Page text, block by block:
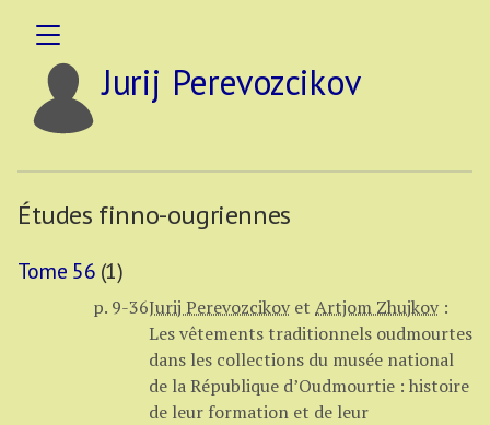
Jurij Perevozcikov
Études finno-ougriennes
Tome 56 (1)
p. 9-36Jurij Perevozcikov et Artjom Zhujkov :
Les vêtements traditionnels oudmourtes
dans les collections du musée national
de la République d’Oudmourtie : histoire
de leur formation et de leur